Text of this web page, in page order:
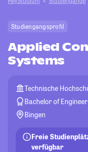
Studiengangsprofil
Applied
Systems
Technische
Bachelor of
Bingen
Freie
verfügbar